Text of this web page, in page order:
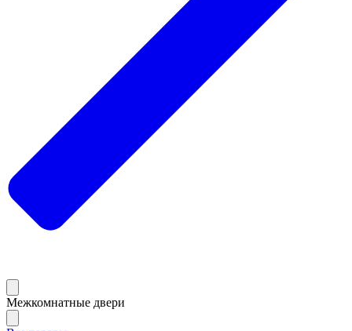
Межкомнатные двери